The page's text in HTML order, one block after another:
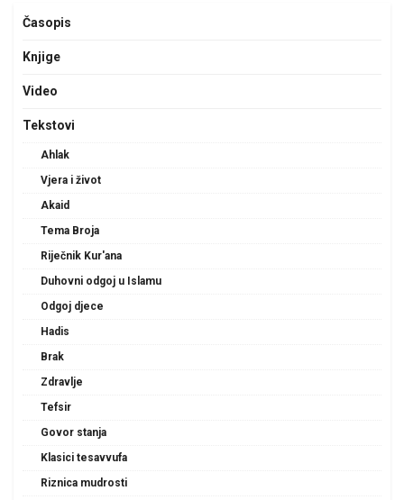
Časopis
Knjige
Video
Tekstovi
Ahlak
Vjera i život
Akaid
Tema Broja
Riječnik Kur'ana
Duhovni odgoj u Islamu
Odgoj djece
Hadis
Brak
Zdravlje
Tefsir
Govor stanja
Klasici tesavvufa
Riznica mudrosti